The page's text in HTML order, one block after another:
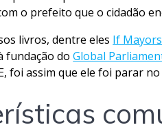
o prefeito que o cidadão
livros, dentre eles If
fundação doGlobal
foi assim que ele foi parar